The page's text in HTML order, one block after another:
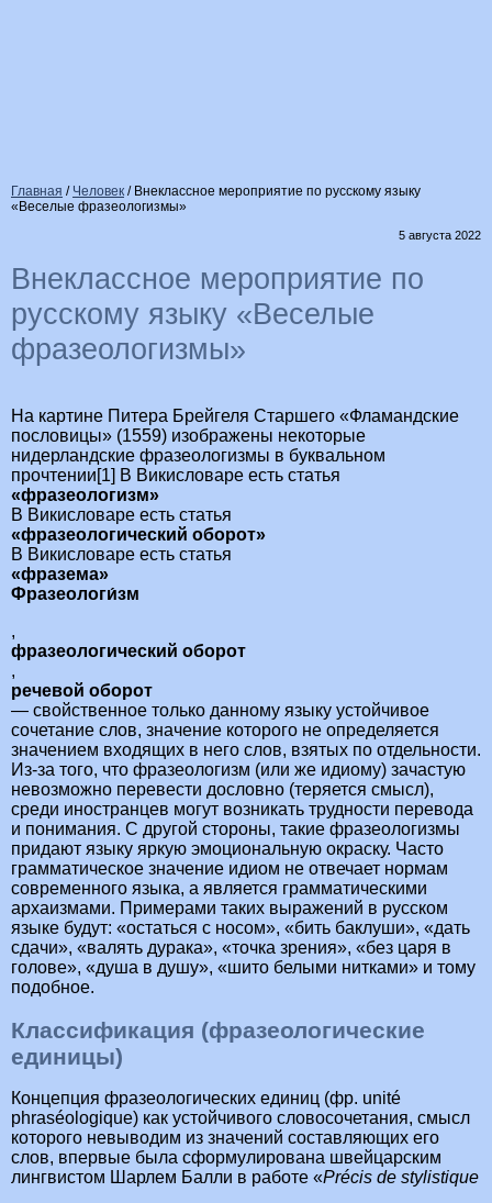
Главная / Человек / Внеклассное мероприятие по русскому языку
«Веселые фразеологизмы»
5 августа 2022
Внеклассное мероприятие по
русскому языку «Веселые
фразеологизмы»
На картине Питера Брейгеля Старшего «Фламандские
пословицы» (1559) изображены некоторые
нидерландские фразеологизмы в буквальном
прочтении[1] В Викисловаре есть статья
«фразеологизм»
В Викисловаре есть статья
«фразеологический оборот»
В Викисловаре есть статья
«фразема»
Фразеологи́зм
,
фразеологический оборот
,
речевой оборот
— свойственное только данному языку устойчивое
сочетание слов, значение которого не определяется
значением входящих в него слов, взятых по отдельности.
Из-за того, что фразеологизм (или же идиому) зачастую
невозможно перевести дословно (теряется смысл),
среди иностранцев могут возникать трудности перевода
и понимания. С другой стороны, такие фразеологизмы
придают языку яркую эмоциональную окраску. Часто
грамматическое значение идиом не отвечает нормам
современного языка, а является грамматическими
архаизмами. Примерами таких выражений в русском
языке будут: «остаться с носом», «бить баклуши», «дать
сдачи», «валять дурака», «точка зрения», «без царя в
голове», «душа в душу», «шито белыми нитками» и тому
подобное.
Классификация (фразеологические
единицы)
Концепция фразеологических единиц (фр. unité
phraséologique) как устойчивого словосочетания, смысл
которого невыводим из значений составляющих его
слов, впервые была сформулирована швейцарским
лингвистом Шарлем Балли в работе «Précis de stylistique